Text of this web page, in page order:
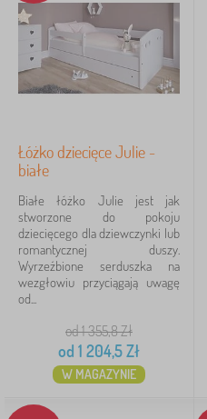
Łóżko dziecięce Julie -
białe
Białe łóżko Julie jest jak
stworzone do pokoju
dziecięcego dla dziewczynki lub
romantycznej duszy.
Wyrzeźbione serduszka na
wezgłowiu przyciągają uwagę
od...
od 1 355,8Zł
od 1 204,5Zł
W MAGAZYNIE